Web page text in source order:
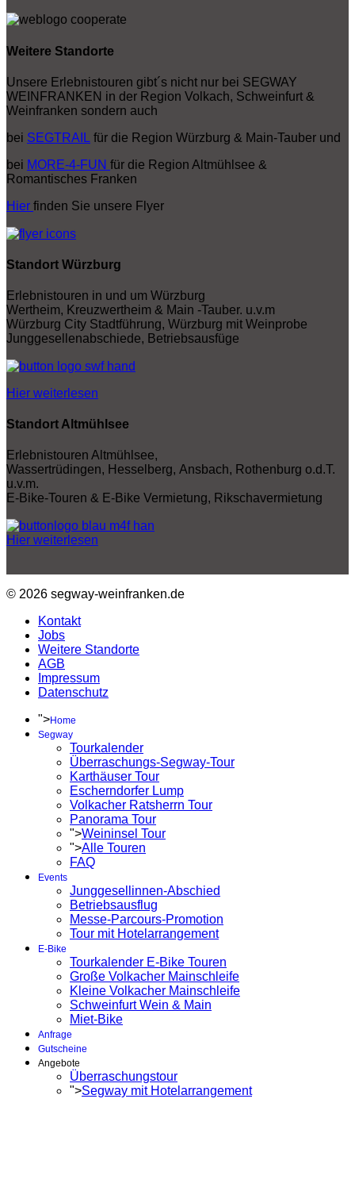
Weitere Standorte
Unsere Erlebnistouren gibt´s nicht nur bei SEGWAY
WEINFRANKEN in der Region Volkach, Schweinfurt &
Weinfranken sondern auch
bei SEGTRAIL für die Region Würzburg & Main-Tauber und
bei MORE-4-FUN für die Region Altmühlsee &
Romantisches Franken
Hier finden Sie unsere Flyer
Standort Würzburg
Erlebnistouren in und um Würzburg
Wertheim, Kreuzwertheim & Main -Tauber. u.v.m
Würzburg City Stadtführung, Würzburg mit Weinprobe
Junggesellenabschiede, Betriebsausfüge
Hier weiterlesen
Standort Altmühlsee
Erlebnistouren Altmühlsee,
Wassertrüdingen, Hesselberg, Ansbach, Rothenburg o.d.T.
u.v.m.
E-Bike-Touren & E-Bike Vermietung, Rikschavermietung
Hier weiterlesen
© 2026 segway-weinfranken.de
Kontakt
Jobs
Weitere Standorte
AGB
Impressum
Datenschutz
">Home
Segway
Tourkalender
Überraschungs-Segway-Tour
Karthäuser Tour
Escherndorfer Lump
Volkacher Ratsherrn Tour
Panorama Tour
">Weininsel Tour
">Alle Touren
FAQ
Events
Junggesellinnen-Abschied
Betriebsausflug
Messe-Parcours-Promotion
Tour mit Hotelarrangement
E-Bike
Tourkalender E-Bike Touren
Große Volkacher Mainschleife
Kleine Volkacher Mainschleife
Schweinfurt Wein & Main
Miet-Bike
Anfrage
Gutscheine
Angebote
Überraschungstour
">Segway mit Hotelarrangement